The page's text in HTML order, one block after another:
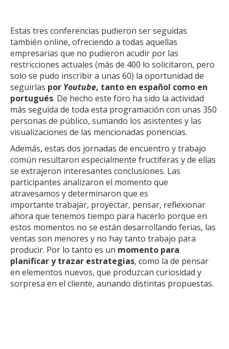
Estas tres conferencias pudieron ser seguidas
también online, ofreciendo a todas aquellas
empresarias que no pudieron acudir por las
restricciones actuales (más de 400 lo solicitaron, pero
solo se pudo inscribir a unas 60) la oportunidad de
seguirlas por Youtube, tanto en español como en
portugués. De hecho este foro ha sido la actividad
más seguida de toda esta programación con unas 350
personas de público, sumando los asistentes y las
visualizaciones de las mencionadas ponencias.
Además, estas dos jornadas de encuentro y trabajo
común resultaron especialmente fructíferas y de ellas
se extrajeron interesantes conclusiones. Las
participantes analizaron el momento que
atravesamos y determinaron que es
importante trabajar, proyectar, pensar, reflexionar
ahora que tenemos tiempo para hacerlo porque en
estos momentos no se están desarrollando ferias, las
ventas son menores y no hay tanto trabajo para
producir. Por lo tanto es un momento para
planificar y trazar estrategias, como la de pensar
en elementos nuevos, que produzcan curiosidad y
sorpresa en el cliente, aunando distintas propuestas.